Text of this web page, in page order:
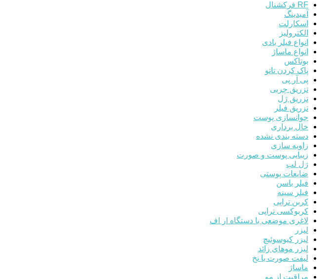
RF فرکشنال
آمبدینگ
اسکارلت
الکترولیز
انواع فیلر بادی
انواع ماساژ
بوتاکس
پاک کردن تاتو
پی آر پی
تزریق چربی
تزریق ژل
تزریق فیلر
جوانسازی پوست
خال برداری
دسته بندی نشده
زاویه سازی
زیبایی پوست و صورت
ژل لب
ضایعات پوستی
فیلر باسن
فیلر سینه
کربن تراپی
کربوکسی تراپی
لاغری موضعی با دستگاه ار اف
لیزر
لیزر کیوسوئیچ
لیزر موهای زائد
لیفت صورت با نخ
ماساژ
مراقبت از مو